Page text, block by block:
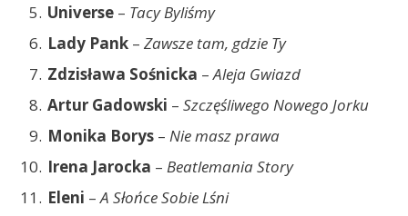
Universe – Tacy Byliśmy
Lady Pank – Zawsze tam, gdzie Ty
Zdzisława Sośnicka –Aleja Gwiazd
Artur Gadowski – Szczęśliwego Nowego Jorku
Monika Borys – Nie masz prawa
Irena Jarocka – Beatlemania Story
Eleni –A Słońce Sobie Lśni